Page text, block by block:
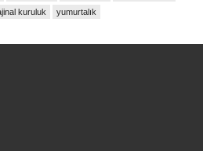
kuruluk yumurtalık